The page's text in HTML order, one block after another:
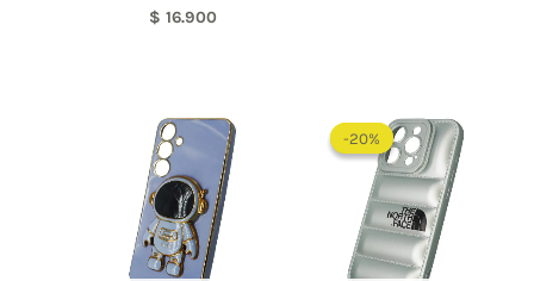
$ 16.900
-20%
-20%
precio
original
era:
$ 60.000.